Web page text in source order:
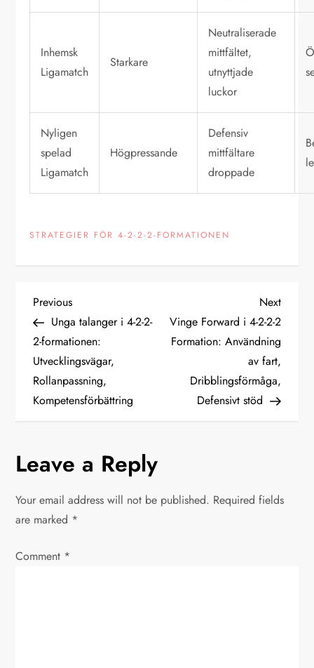
Inhemsk
Ligamatch
Starkare
Neutraliserade
mittfältet,
utnyttjade
luckor
Nyligen
spelad
Ligamatch
Högpressande
Defensiv
mittfältare
droppade
STRATEGIER FÖR 4-2-2-2-FORMATIONEN
P
o
s
t
a
v
g
Previous
Post
Previous
Unga talanger i 4-2-2-
2-formationen:
Utvecklingsvägar,
Rollanpassning,
Kompetensförbättring
Next
Post
Next
Vinge Forward i 4-2-2-2
Formation: Användning
av fart,
Dribblingsförmåga,
Defensivt stöd
Leave a Reply
Your email address will not be published. Required fields
are marked *
Comment *